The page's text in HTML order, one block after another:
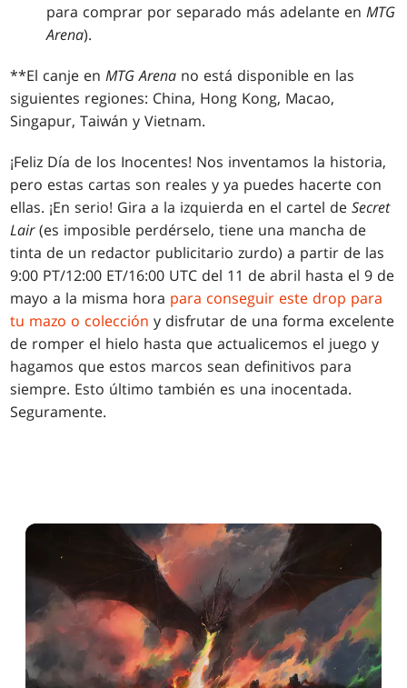
para comprar por separado más adelante enMTG
Arena).
**El canje enMTG Arena no está disponible en las
siguientes regiones: China, Hong Kong, Macao,
Singapur, Taiwán y Vietnam.
¡Feliz Día de los Inocentes! Nos inventamos la historia,
pero estas cartas son reales y ya puedes hacerte con
ellas. ¡En serio! Gira a la izquierda en el cartel deSecret
Lair(es imposible perdérselo, tiene una mancha de
tinta de un redactor publicitario zurdo) a partir de las
9:00 PT/12:00 ET/16:00 UTC del 11 de abril hasta el 9 de
mayo a la misma hora para conseguir este drop para
tu mazo o colección y disfrutar de una forma excelente
de romper el hielo hasta que actualicemos el juego y
hagamos que estos marcos sean definitivos para
siempre. Esto último también es una inocentada.
Seguramente.